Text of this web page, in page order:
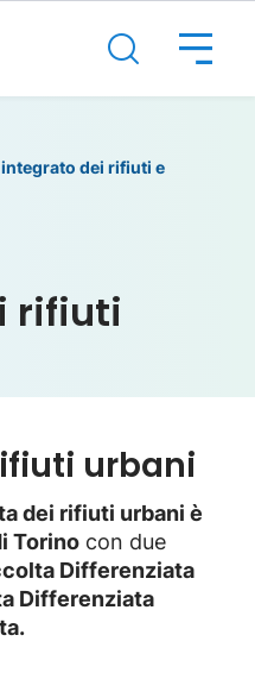
dei rifiuti e
rifiuti
urbani
dei rifiuti urbani è
Torino con due
Differenziata
Differenziata